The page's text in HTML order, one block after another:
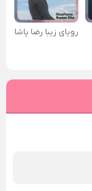
رویای زیبا رضا پاشا